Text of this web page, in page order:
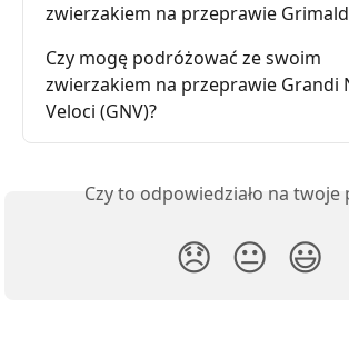
zwierzakiem na przeprawie
Czy mogę podróżować ze swoim
zwierzakiem na przeprawie Grandi
Veloci (GNV)?
Czy to odpowiedziało na twoje
😞 😐 😃